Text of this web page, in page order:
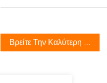
Βρείτε Την Καλύτερη Τιμή